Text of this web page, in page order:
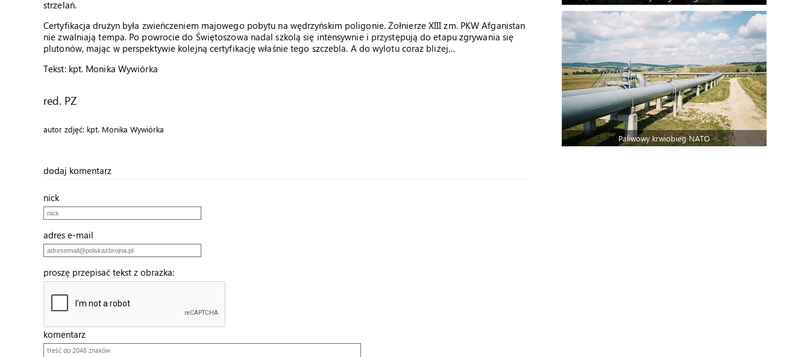
strzelań.
Certyfikacja drużyn była zwieńczeniem majowego pobytu na wędrzyńskim poligonie. Żołnierze XIII zm. PKW Afganistan
nie zwalniają tempa. Po powrocie do Świętoszowa nadal szkolą się intensywnie i przystępują do etapu zgrywania się
plutonów, mając w perspektywie kolejną certyfikację właśnie tego szczebla. A do wylotu coraz bliżej…
Tekst: kpt. Monika Wywiórka
red. PZ
autor zdjęć: kpt. Monika Wywiórka
dodaj komentarz
nick
adres e-mail
proszę przepisać tekst z obrazka:
komentarz
Paliwowy krwiobieg NATO